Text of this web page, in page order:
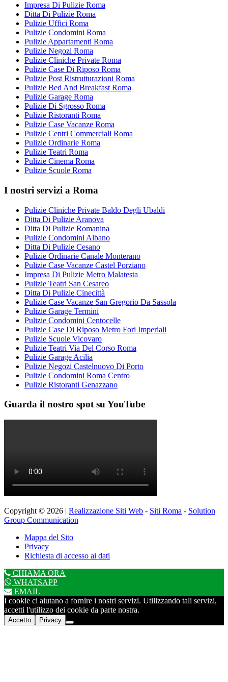
Impresa Di Pulizie Roma
Ditta Di Pulizie Roma
Pulizie Uffici Roma
Pulizie Condomini Roma
Pulizie Appartamenti Roma
Pulizie Negozi Roma
Pulizie Cliniche Private Roma
Pulizie Case Di Riposo Roma
Pulizie Post Ristrutturazioni Roma
Pulizie Bed And Breakfast Roma
Pulizie Garage Roma
Pulizie Di Sgrosso Roma
Pulizie Ristoranti Roma
Pulizie Case Vacanze Roma
Pulizie Centri Commerciali Roma
Pulizie Ordinarie Roma
Pulizie Teatri Roma
Pulizie Cinema Roma
Pulizie Scuole Roma
I nostri servizi a Roma
Pulizie Cliniche Private Baldo Degli Ubaldi
Ditta Di Pulizie Aranova
Ditta Di Pulizie Romanina
Pulizie Condomini Albano
Ditta Di Pulizie Cesano
Pulizie Ordinarie Canale Monterano
Pulizie Case Vacanze Castel Porziano
Impresa Di Pulizie Metro Malatesta
Pulizie Teatri San Cesareo
Ditta Di Pulizie Cinecittà
Pulizie Case Vacanze San Gregorio Da Sassola
Pulizie Garage Termini
Pulizie Condomini Centocelle
Pulizie Case Di Riposo Metro Fori Imperiali
Pulizie Scuole Vicovaro
Pulizie Teatri Via Del Corso Roma
Pulizie Garage Acilia
Pulizie Negozi Castelnuovo Di Porto
Pulizie Condomini Roma Centro
Pulizie Ristoranti Genazzano
Guarda il nostro spot su YouTube
Copyright © 2026 | Realizzazione Siti Web - Siti Roma - Solution
Group Communication
Mappa del Sito
Privacy
Richiesta di accesso ai dati
CHIAMA ORA
WHATSAPP
EMAIL
I cookie ci aiutano a fornire i nostri servizi. Utilizzando tali servizi,
accetti l'utilizzo dei cookie da parte nostra.
Accetto Privacy